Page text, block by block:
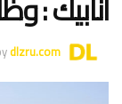
dlzru.com